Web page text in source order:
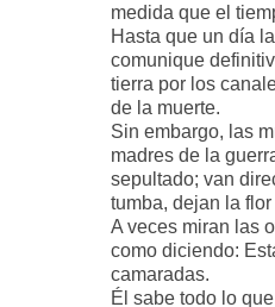
medida que el
Hasta que un día
comunique
tierra por los
de la muerte.
Sin embargo, las
madres de la
sepultado; van
tumba, dejan la
A veces miran las
como diciendo:
camaradas.
Él sabe todo lo